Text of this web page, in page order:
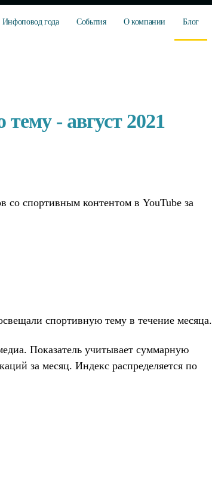
Инфоповод года События О компании Блог
- август 2021
со спортивным контентом в YouTube за
спортивную тему в течение месяца.
Показатель учитывает суммарную
за месяц. Индекс распределяется по